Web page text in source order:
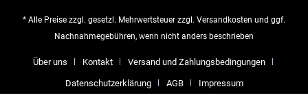
* Alle Preise zzgl. gesetzl. Mehrwertsteuer zzgl. Versandkosten und ggf.
Nachnahmegebühren, wenn nicht anders beschrieben
Über uns Kontakt Versand und Zahlungsbedingungen
Datenschutzerklärung AGB Impressum